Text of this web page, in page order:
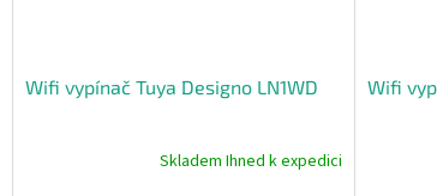
Wifi vypínač Tuya Designo LN1WD
Skladem Ihned k expedici
Wifi